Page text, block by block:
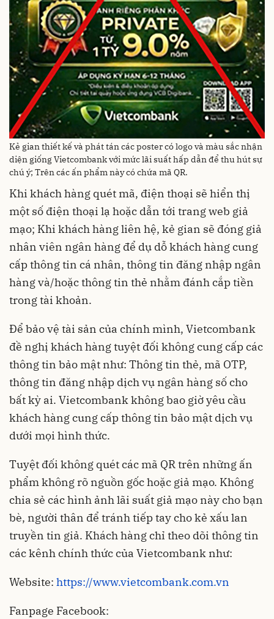
Kẻ gian thiết kế và phát tán các poster có logo và màu sắc nhận
diện giống Vietcombank với mức lãi suất hấp dẫn để thu hút sự
chú ý; Trên các ấn phẩm này có chứa mã QR.
Khi khách hàng quét mã, điện thoại sẽ hiển thị
một số điện thoại lạ hoặc dẫn tới trang web giả
mạo; Khi khách hàng liên hệ, kẻ gian sẽ đóng giả
nhân viên ngân hàng để dụ dỗ khách hàng cung
cấp thông tin cá nhân, thông tin đăng nhập ngân
hàng và/hoặc thông tin thẻ nhằm đánh cắp tiền
trong tài khoản.
Để bảo vệ tài sản của chính mình, Vietcombank
đề nghị khách hàng tuyệt đối không cung cấp các
thông tin bảo mật như: Thông tin thẻ, mã OTP,
thông tin đăng nhập dịch vụ ngân hàng số cho
bất kỳ ai. Vietcombank không bao giờ yêu cầu
khách hàng cung cấp thông tin bảo mật dịch vụ
dưới mọi hình thức.
Tuyệt đối không quét các mã QR trên những ấn
phẩm không rõ nguồn gốc hoặc giả mạo. Không
chia sẻ các hình ảnh lãi suất giả mạo này cho bạn
bè, người thân để tránh tiếp tay cho kẻ xấu lan
truyền tin giả. Khách hàng chỉ theo dõi thông tin
các kênh chính thức của Vietcombank như:
Website: https://www.vietcombank.com.vn
Fanpage Facebook: